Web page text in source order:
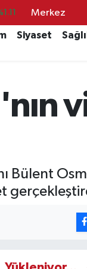
14
Merkez
Siyaset
Bülent